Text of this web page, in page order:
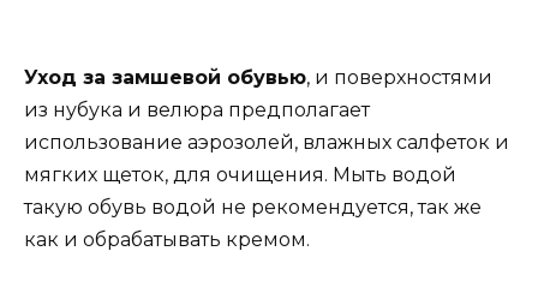
Уход за замшевой обувью, и поверхностями
из нубука и велюра предполагает
использование аэрозолей, влажных салфеток и
мягких щеток, для очищения. Мыть водой
такую обувь водой не рекомендуется, так же
как и обрабатывать кремом.